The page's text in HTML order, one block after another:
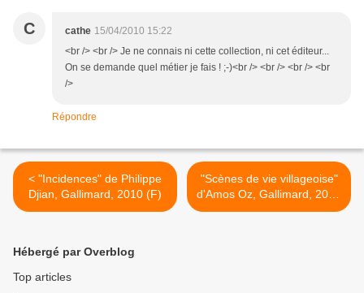
C cathe 15/04/2010 15:22
<br /> <br /> Je ne connais ni cette collection, ni cet éditeur...
On se demande quel métier je fais ! ;-)<br /> <br /> <br /> <br
/>
Répondre
< "Incidences" de Philippe
Djian, Gallimard, 2010 (F)
"Scènes de vie villageoise"
d'Amos Oz, Gallimard, 2009
(IS), 2010 (F) >
Hébergé par Overblog
Top articles